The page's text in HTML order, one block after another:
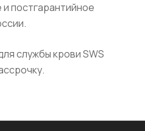
постгарантийное
службы крови SWS